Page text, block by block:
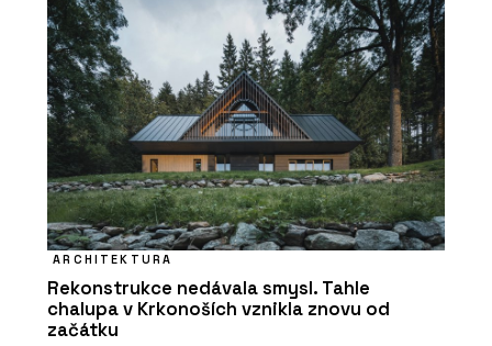
ARCHITEKTURA
Rekonstrukce nedávala smysl. Tahle
chalupa v Krkonoších vznikla znovu od
začátku